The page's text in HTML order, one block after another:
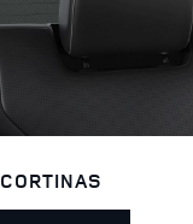
CORTINAS